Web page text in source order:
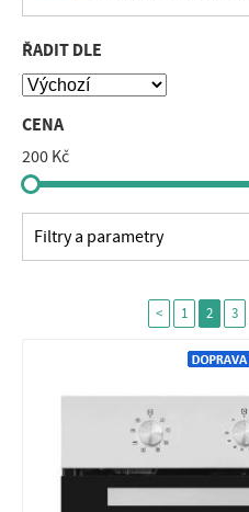
ŘADIT DLE
CENA
200 Kč
Filtry a parametry
< 1 2 3